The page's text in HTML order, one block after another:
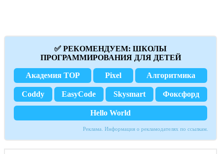
✅ РЕКОМЕНДУЕМ: ШКОЛЫ
ПРОГРАММИРОВАНИЯ ДЛЯ ДЕТЕЙ
Академия TOP Pixel Алгоритмика
Coddy EasyCode Skysmart Фоксфорд
Hello World
Реклама. Информация о рекламодателях по ссылкам.